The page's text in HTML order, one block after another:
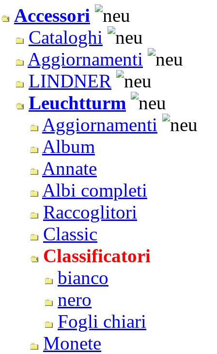
Accessori
Cataloghi
Aggiornamenti
LINDNER
Leuchtturm
Aggiornamenti
Album
Annate
Albi completi
Raccoglitori
Classic
Classificatori
bianco
nero
Fogli chiari
Monete